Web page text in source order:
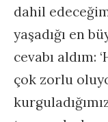
dahil
yaşadığı en
cevabı aldım:
çok zorlu